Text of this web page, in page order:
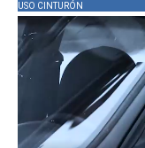
USO CINTURÓN